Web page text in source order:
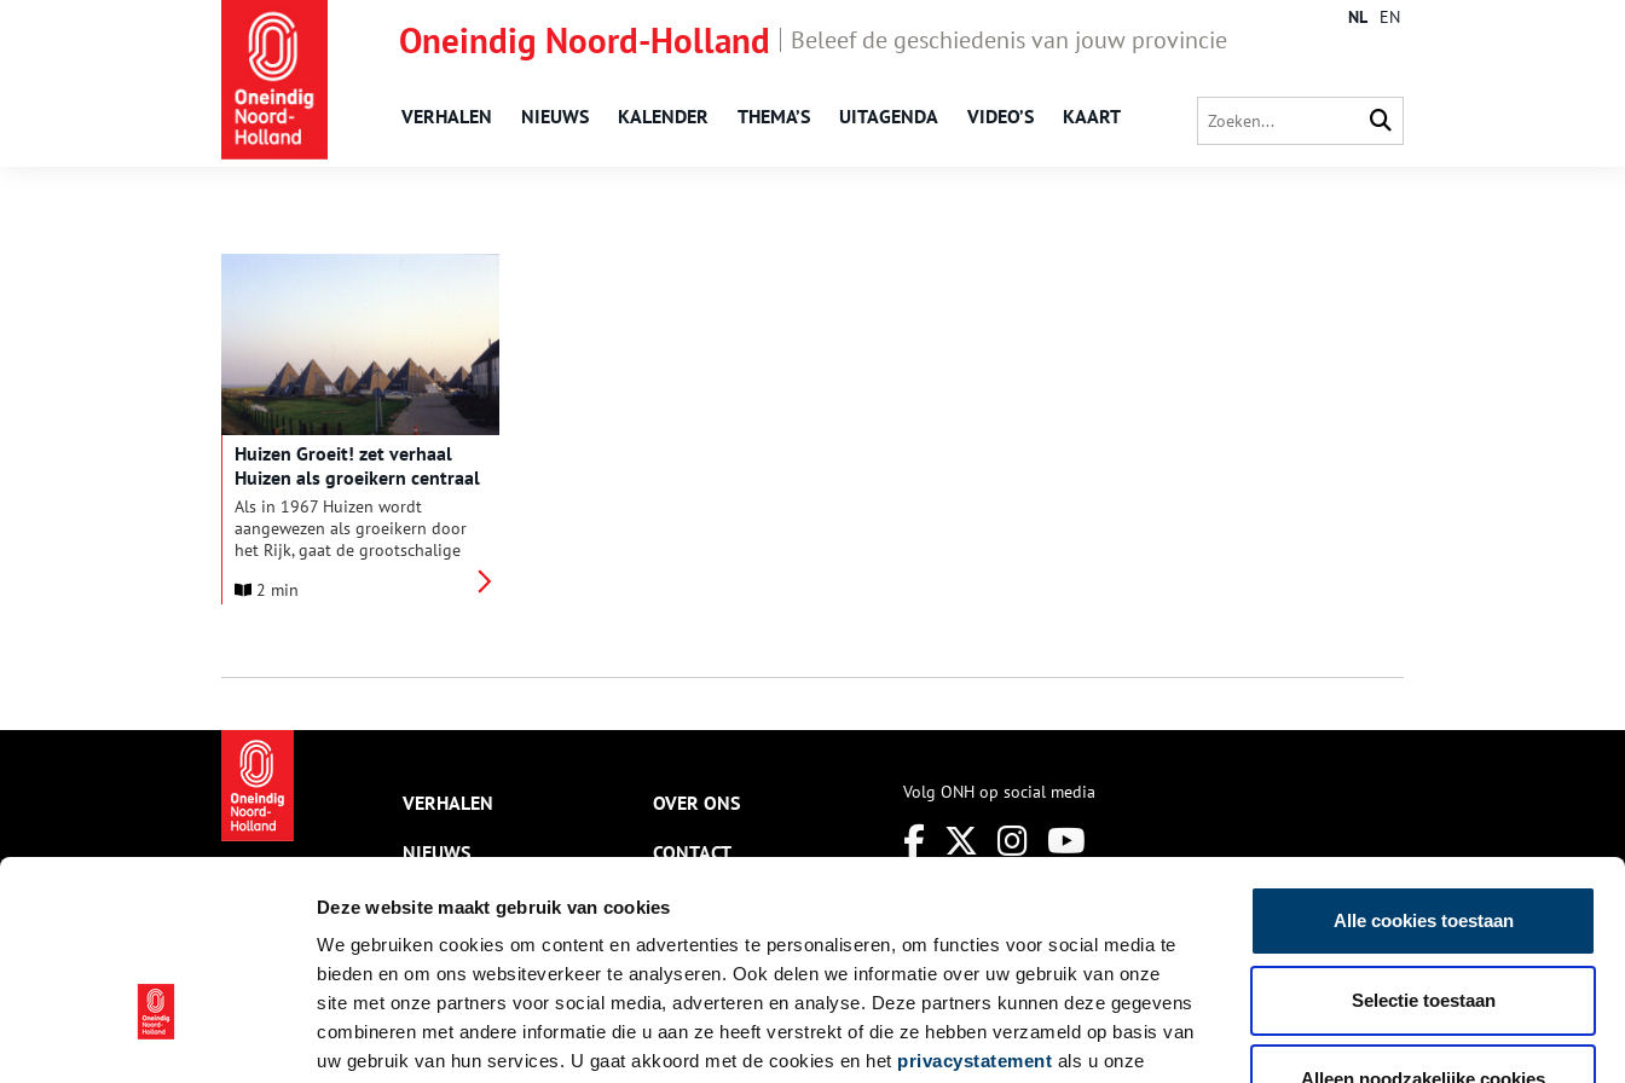
Deze website maakt gebruik van cookies
We gebruiken cookies om content en advertenties te personaliseren, om functies voor social media te
bieden en om ons websiteverkeer te analyseren. Ook delen we informatie over uw gebruik van onze
site met onze partners voor social media, adverteren en analyse. Deze partners kunnen deze gegevens
combineren met andere informatie die u aan ze heeft verstrekt of die ze hebben verzameld op basis van
uw gebruik van hun services. U gaat akkoord met de cookies en het privacystatement als u onze
Alle cookies toestaan
Selectie toestaan
Alleen noodzakelijke cookies
Oneindig Noord-Holland Beleef de geschiedenis van jouw provincie
VERHALEN NIEUWS KALENDER THEMA’S UITAGENDA VIDEO’S KAART
NL EN
Huizen Groeit! zet verhaal
Huizen als groeikern centraal
Als in 1967 Huizen wordt
aangewezen als groeikern door
het Rijk, gaat de grootschalige
vissersdorp echt van start. In
expositie Huizen Groeit! staat
2 min
VERHALEN
NIEUWS
KALENDER
THEMA’S
ACTIVITEITEN
VIDEO’S
OVER ONS
CONTACT
NIEUWSBRIEF
DISCLAIMER
PRIVACY
TOEGANKELIJKHEID
Volg ONH op social media